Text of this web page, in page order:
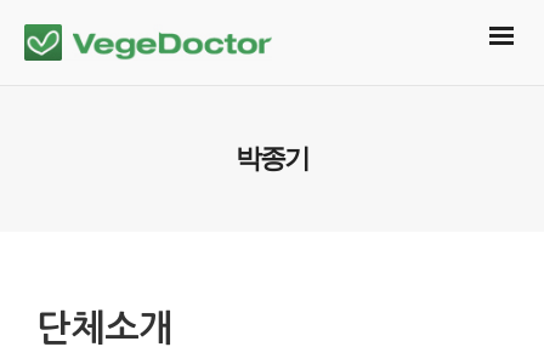
박종기
단체소개